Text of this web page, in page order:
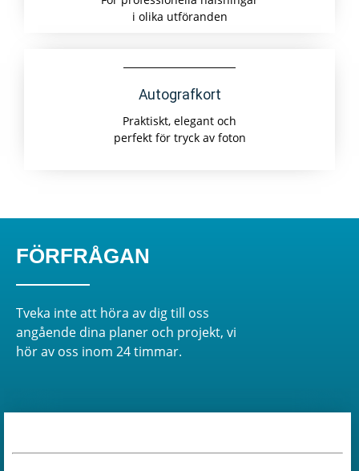
i olika utföranden
Autografkort
Praktiskt, elegant och
perfekt för tryck av foton
FÖRFRÅGAN
Tveka inte att höra av dig till oss
angående dina planer och projekt, vi
hör av oss inom 24 timmar.